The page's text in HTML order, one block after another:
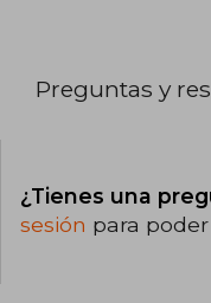
Preguntas y
¿Tienes una
sesión para